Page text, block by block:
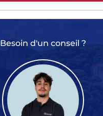
Besoin d'un conseil ?